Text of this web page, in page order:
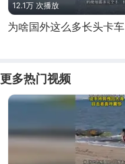
12.1万 次播放
为啥国外这么多长头卡车
更多热门视频